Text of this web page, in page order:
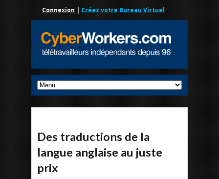
Connexion | Créez votre Bureau Virtuel
Des traductions de la
langue anglaise au juste
prix